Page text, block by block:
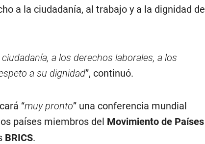
a la ciudadanía, al trabajo y a la dignidad de
a los derechos laborales, a los
a su dignidad”, continuó.
“muy pronto” una conferencia mundial
países miembros del Movimiento de Países
BRICS.